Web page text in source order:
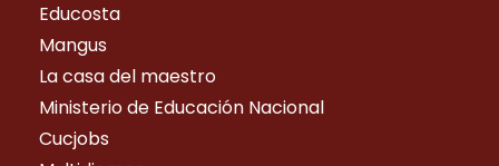
Educosta
Mangus
La casa del maestro
Ministerio de Educación Nacional
Cucjobs